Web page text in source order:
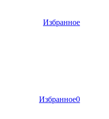
Избранное
Избранное0